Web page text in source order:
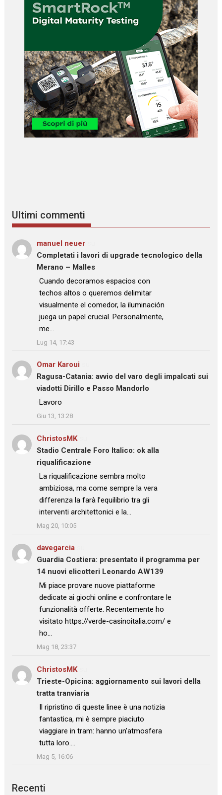
Ultimi commenti
manuel neuer
Completati i lavori di upgrade tecnologico della
Merano – Malles
: “
Cuando decoramos espacios con
techos altos o queremos delimitar
visualmente el comedor, la iluminación
juega un papel crucial. Personalmente,
me…
”
Lug 14, 17:43
Omar Karoui
Ragusa-Catania: avvio del varo degli impalcati sui
viadotti Dirillo e Passo Mandorlo
: “Lavoro
”
Giu 13, 13:28
ChristosMKsu
Stadio Centrale Foro Italico: ok alla
riqualificazione
: “La riqualificazione sembra molto
ambiziosa, ma come sempre la vera
differenza la farà l’equilibrio tra gli
interventi architettonici e la…
”
Mag 20, 10:05
davegarcia
Guardia Costiera: presentato il programma per
14 nuovi elicotteri Leonardo AW139
: “
Mi piace provare nuove piattaforme
dedicate ai giochi online e confrontare le
funzionalità offerte. Recentemente ho
visitato https://verde-casinoitalia.com/ e
ho…
”
Mag 18, 23:37
ChristosMKsu
Trieste-Opicina: aggiornamento sui lavori della
tratta tranviaria
: “
Il ripristino di queste linee è una notizia
fantastica, mi è sempre piaciuto
viaggiare in tram: hanno un’atmosfera
tutta loro.…
”
Mag 5, 16:06
Recenti